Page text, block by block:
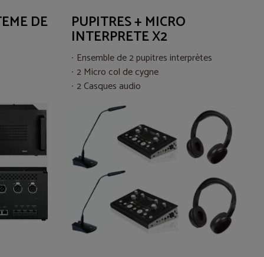
DE PUPITRES + MICRO
INTERPRETE X2
Ensemble de 2 pupitres interprètes
2 Micro col de cygne
2 Casques audio